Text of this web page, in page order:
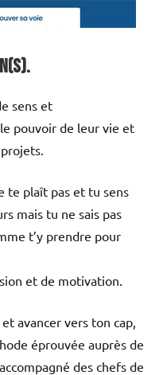
sens et
pouvoir de leur vie et
te plaît pas et tu sens
mais tu ne sais pas
t’y prendre pour
et de motivation.
avancer vers ton cap,
éprouvée auprès de
des chefs de